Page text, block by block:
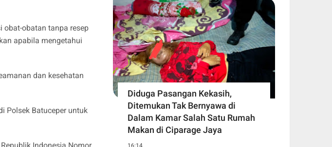
obat-obatan tanpa resep
apabila mengetahui
dan kesehatan
Polsek Batuceper untuk
Diduga Pasangan Kekasih,
Ditemukan Tak Bernyawa di
Dalam Kamar Salah Satu Rumah
Makan di Ciparage Jaya
16:14